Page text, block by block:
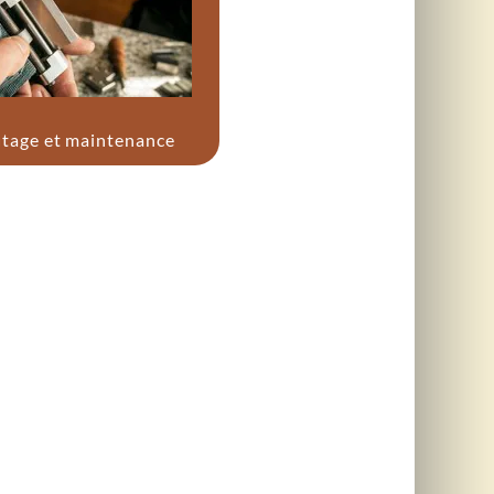
et maintenance